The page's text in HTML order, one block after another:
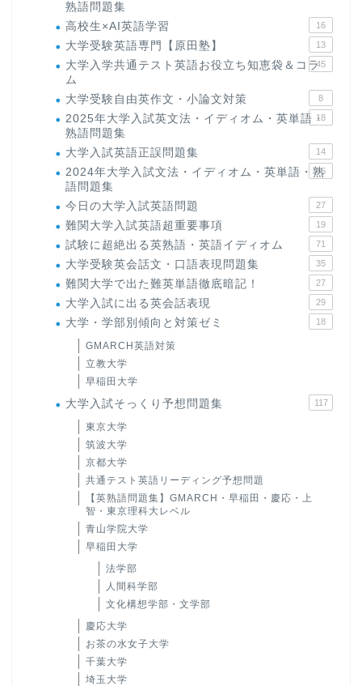
熟語問題集
高校生×AI英語学習 16
大学受験英語専門【原田塾】 13
大学入学共通テスト英語お役立ち知恵袋＆コラ
ム
45
大学受験自由英作文・小論文対策 8
2025年大学入試英文法・イディオム・英単語・
熟語問題集
18
大学入試英語正誤問題集 14
2024年大学入試文法・イディオム・英単語・熟
語問題集
15
今日の大学入試英語問題 27
難関大学入試英語超重要事項 19
試験に超絶出る英熟語・英語イディオム 71
大学受験英会話文・口語表現問題集 35
難関大学で出た難英単語徹底暗記！ 27
大学入試に出る英会話表現 29
大学・学部別傾向と対策ゼミ 18
GMARCH英語対策
立教大学
早稲田大学
大学入試そっくり予想問題集 117
東京大学
筑波大学
京都大学
共通テスト英語リーディング予想問題
【英熟語問題集】GMARCH・早稲田・慶応・上
智・東京理科大レベル
青山学院大学
早稲田大学
法学部
人間科学部
文化構想学部・文学部
慶応大学
お茶の水女子大学
千葉大学
埼玉大学